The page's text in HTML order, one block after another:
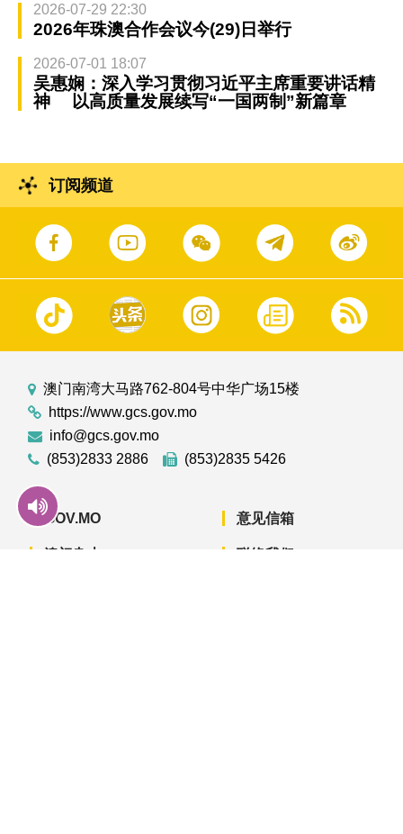
2026-07-29 22:30
2026年珠澳合作会议今(29)日举行
2026-07-01 18:07
吴惠娴：深入学习贯彻习近平主席重要讲话精
神 以高质量发展续写“一国两制”新篇章
订阅频道
澳门南湾大马路762-804号中华广场15楼
https://www.gcs.gov.mo
info@gcs.gov.mo
(853)2833 2886
(853)2835 5426
GOV.MO
澳门杂志
意见信箱
联络我们